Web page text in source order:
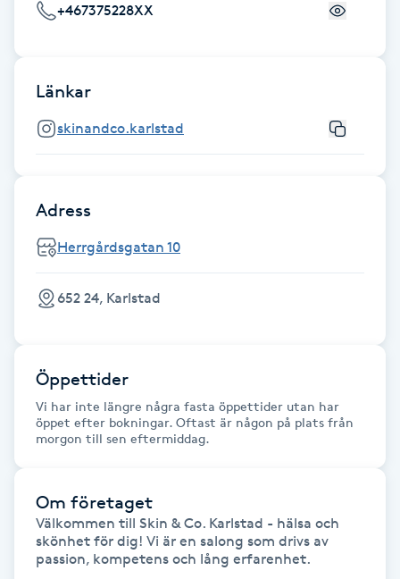
Gellack
Gravidmassage
Gravidyoga
Gruppträning
Hatha Yoga
Headspa
Healing
HIFU
+467375228XX
Länkar
skinandco.karlstad
Adress
Herrgårdsgatan 10
652 24, Karlstad
Öppettider
Vi har inte längre några fasta öppettider utan har
öppet efter bokningar. Oftast är någon på plats från
morgon till sen eftermiddag.
Om företaget
Välkommen till Skin & Co. Karlstad - hälsa och
skönhet för dig! Vi är en salong som drivs av
passion, kompetens och lång erfarenhet.